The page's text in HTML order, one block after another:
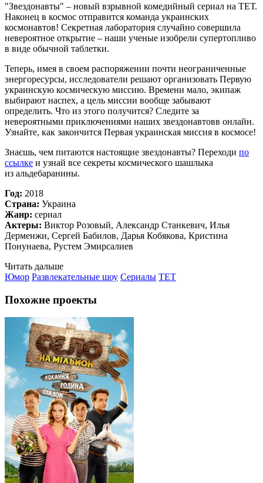
"Звездонавты" – новый взрывной комедийный сериал на ТЕТ.
Наконец в космос отправится команда украинских
космонавтов! Секретная лаборатория случайно совершила
невероятное открытие – наши ученые изобрели супертопливо
в виде обычной таблетки.
Теперь, имея в своем распоряжении почти неограниченные
энергоресурсы, исследователи решают организовать Первую
украинскую космическую миссию. Времени мало, экипаж
выбирают наспех, а цель миссии вообще забывают
определить. Что из этого получится? Следите за
невероятными приключениями наших звездонавтовв онлайн.
Узнайте, как закончится Первая украинская миссия в космосе!
Знаєшь, чем питаются настоящие звездонавты? Переходи по
ссылке и узнай все секреты космического шашлыка
из альдебаранины.
Год: 2018
Страна: Украина
Жанр: сериал
Актеры: Виктор Розовый, Александр Станкевич, Илья
Дерменжи, Сергей Бабилов, Дарья Кобякова, Кристина
Понунаева, Рустем Эмирсалиев
Читать дальше
Юмор Развлекательные шоу Сериалы TET
Похожие проекты